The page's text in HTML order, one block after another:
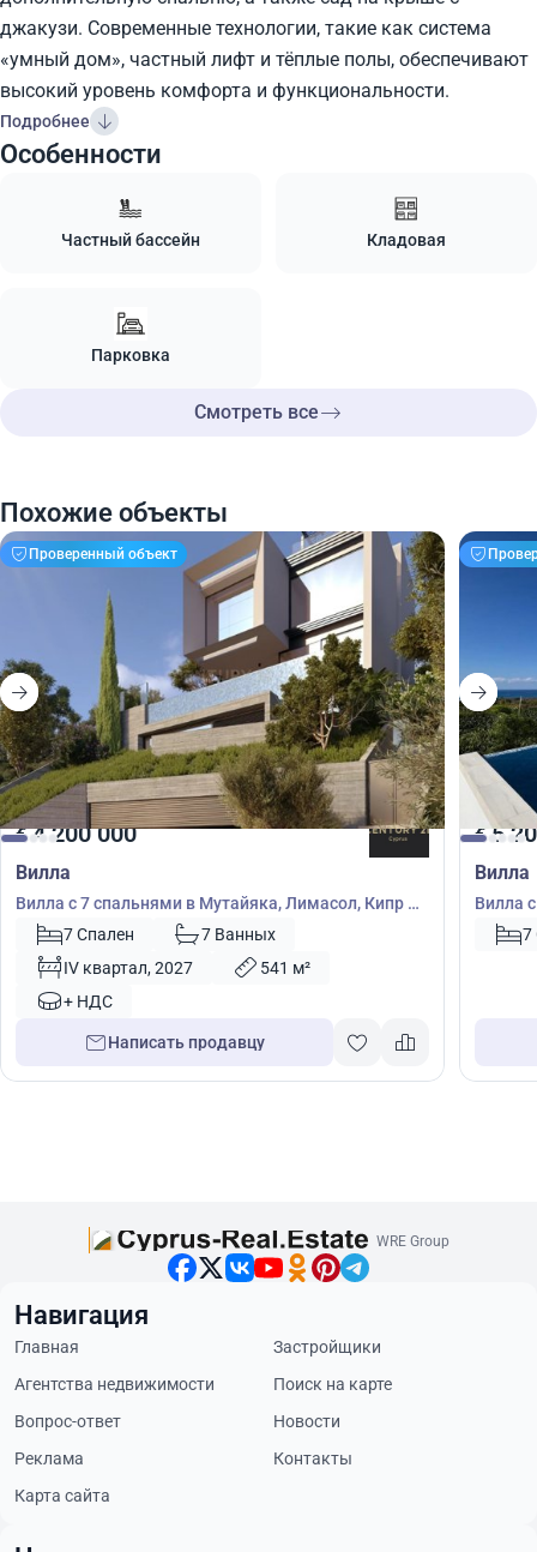
джакузи. Современные технологии, такие как система
«умный дом», частный лифт и тёплые полы, обеспечивают
высокий уровень комфорта и функциональности.
Подробнее
Особенности
Частный бассейн Кладовая
Парковка
Смотреть все
Похожие объекты
Проверенный объект
€4 200 000
Вилла
Вилла с 7 спальнями в Мутайяка, Лимасол, Кипр №
550047 Спален
7 Ванных
IV квартал, 2027
541 м²
+ НДС
Написать продавцу
€5
Вилла
Вилла
7
WRE Group
Навигация
Главная
Застройщики
Агентства недвижимости
Поиск на карте
Вопрос-ответ
Новости
Реклама
Контакты
Карта сайта